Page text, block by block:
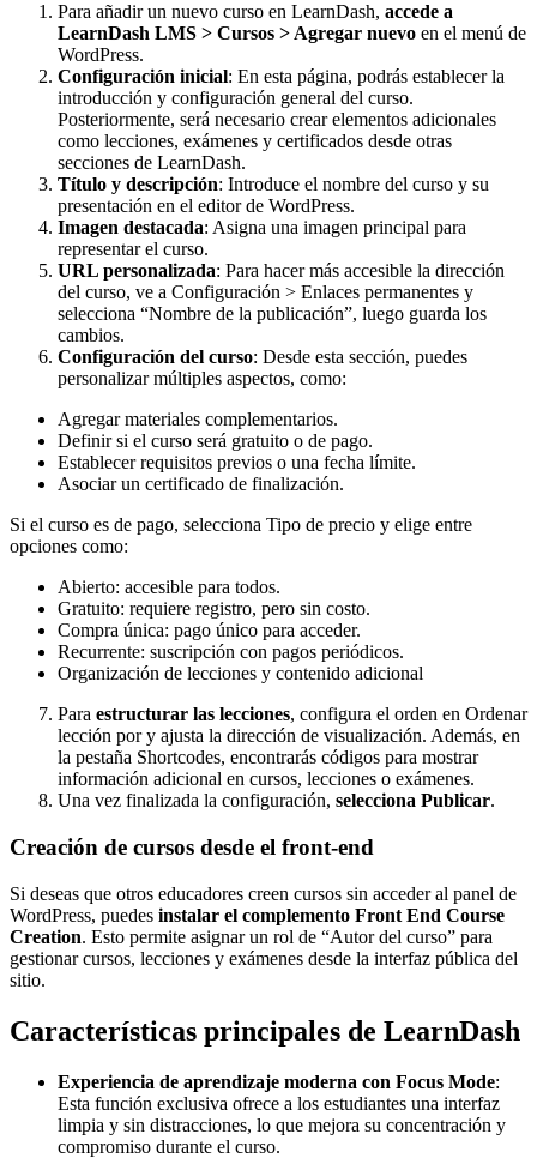
Para añadir un nuevo curso en LearnDash, accede a
LearnDash LMS > Cursos > Agregar nuevo en el menú de
WordPress.
Configuración inicial: En esta página, podrás establecer la
introducción y configuración general del curso.
Posteriormente, será necesario crear elementos adicionales
como lecciones, exámenes y certificados desde otras
secciones de LearnDash.
Título y descripción: Introduce el nombre del curso y su
presentación en el editor de WordPress.
Imagen destacada: Asigna una imagen principal para
representar el curso.
URL personalizada: Para hacer más accesible la dirección
del curso, ve a Configuración > Enlaces permanentes y
selecciona “Nombre de la publicación”, luego guarda los
cambios.
Configuración del curso: Desde esta sección, puedes
personalizar múltiples aspectos, como:
Agregar materiales complementarios.
Definir si el curso será gratuito o de pago.
Establecer requisitos previos o una fecha límite.
Asociar un certificado de finalización.
Si el curso es de pago, selecciona Tipo de precio y elige entre
opciones como:
Abierto: accesible para todos.
Gratuito: requiere registro, pero sin costo.
Compra única: pago único para acceder.
Recurrente: suscripción con pagos periódicos.
Organización de lecciones y contenido adicional
Para estructurar las lecciones, configura el orden en Ordenar
lección por y ajusta la dirección de visualización. Además, en
la pestaña Shortcodes, encontrarás códigos para mostrar
información adicional en cursos, lecciones o exámenes.
Una vez finalizada la configuración, selecciona Publicar.
Creación de cursos desde el front-end
Si deseas que otros educadores creen cursos sin acceder al panel de
WordPress, puedes instalar el complemento Front End Course
Creation. Esto permite asignar un rol de “Autor del curso” para
gestionar cursos, lecciones y exámenes desde la interfaz pública del
sitio.
Características principales de LearnDash
Experiencia de aprendizaje moderna con Focus Mode:
Esta función exclusiva ofrece a los estudiantes una interfaz
limpia y sin distracciones, lo que mejora su concentración y
compromiso durante el curso.